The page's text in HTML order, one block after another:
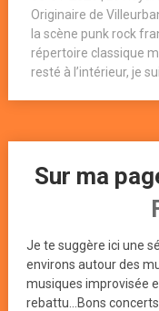
Originaire de
la scène punk rock
répertoire classique
resté à l’intérieur, je
Sur ma
Je te suggère ici une
environs autour des
musiques improvisée
rebattu...Bons